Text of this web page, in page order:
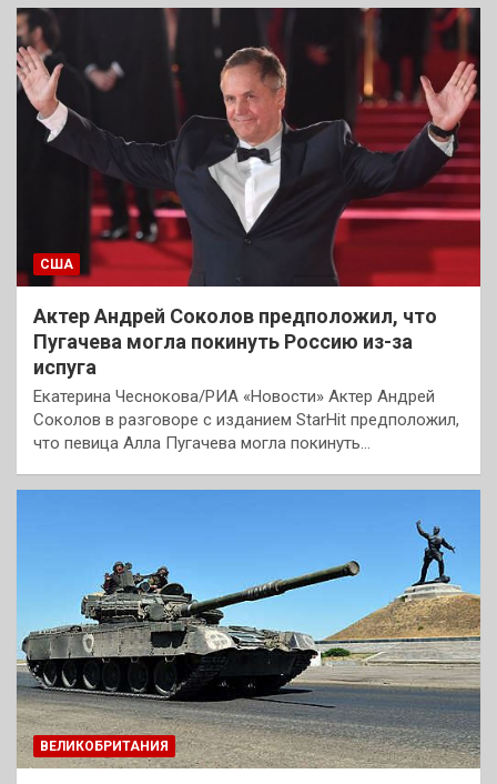
США
Актер Андрей Соколов предположил, что
Пугачева могла покинуть Россию из-за
испуга
Екатерина Чеснокова/РИА «Новости» Актер Андрей
Соколов в разговоре с изданием StarHit предположил,
что певица Алла Пугачева могла покинуть…
ВЕЛИКОБРИТАНИЯ